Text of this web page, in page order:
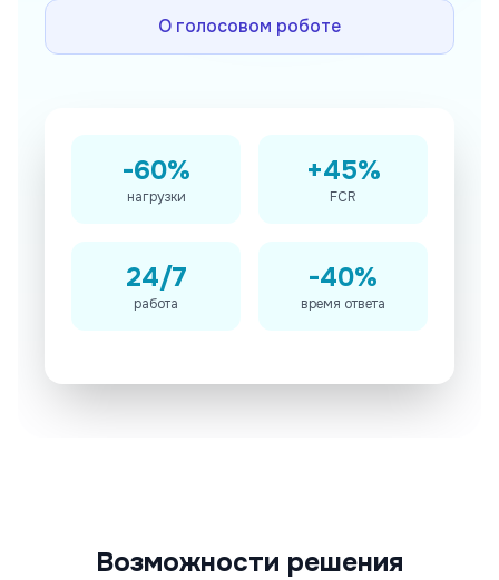
О голосовом роботе
-60%
нагрузки
+45%
FCR
24/7
работа
-40%
время ответа
Возможности решения